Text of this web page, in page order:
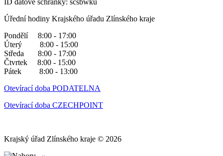
Úřední hodiny Krajského úřadu Zlínského kraje
Pondělí 8:00 - 17:00
Úterý 8:00 - 15:00
Středa 8:00 - 17:00
Čtvrtek 8:00 - 15:00
Pátek 8:00 - 13:00
Otevírací doba PODATELNA
Otevírací doba CZECHPOINT
Krajský úřad Zlínského kraje © 2026